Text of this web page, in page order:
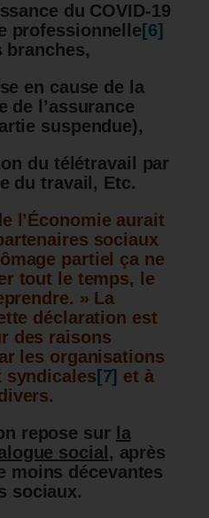
du COVID-19
professionnelle [6]
branches,
en cause de la
de l’assurance
suspendue),
du télétravail par
du travail, Etc.
l’Économie aurait
sociaux
partiel ça ne
tout le temps, le
» La
déclaration est
des raisons
les organisations
syndicales [7] et à
repose sur
la
social , après
moins décevantes
sociaux.